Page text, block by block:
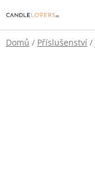
na
obsah
Domů / Příslušenství /